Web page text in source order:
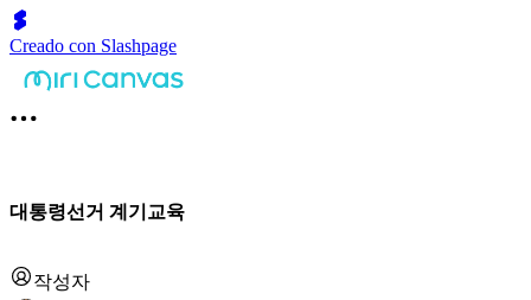
Creado con Slashpage
대통령선거 계기교육
작성자